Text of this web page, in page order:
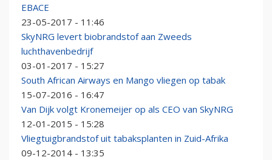
EBACE
23-05-2017 - 11:46
SkyNRG levert biobrandstof aan Zweeds
luchthavenbedrijf
03-01-2017 - 15:27
South African Airways en Mango vliegen op tabak
15-07-2016 - 16:47
Van Dijk volgt Kronemeijer op als CEO van SkyNRG
12-01-2015 - 15:28
Vliegtuigbrandstof uit tabaksplanten in Zuid-Afrika
09-12-2014 - 13:35